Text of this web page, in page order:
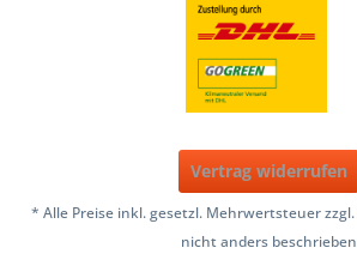
Vertrag widerrufen
* Alle Preise inkl. gesetzl. Mehrwertsteuer zzgl.
nicht anders beschrieben